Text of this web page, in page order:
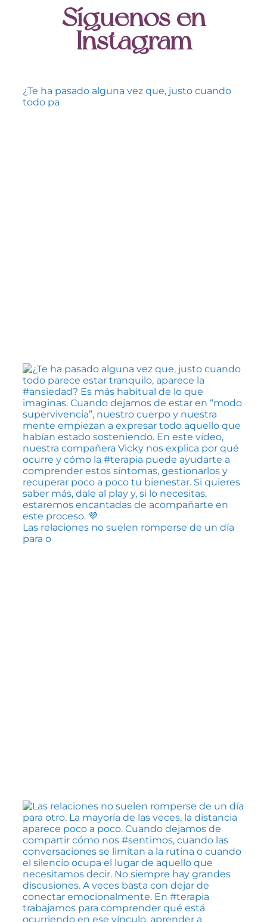
Síguenos en
Instagram
¿Te ha pasado alguna vez que, justo cuando
todo pa
Las relaciones no suelen romperse de un día
para o